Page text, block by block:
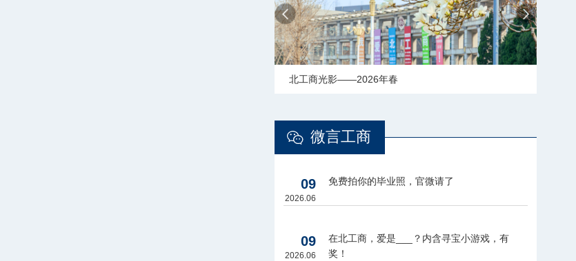
北工商光影——2026年春
微言工商
09
2026.06
免费拍你的毕业照，官微请了
09
2026.06
在北工商，爱是___？内含寻宝小游戏，有
奖！